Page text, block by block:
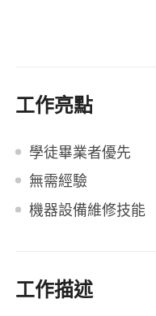
工作亮點
學徒畢業者優先
無需經驗
機器設備維修技能
工作描述